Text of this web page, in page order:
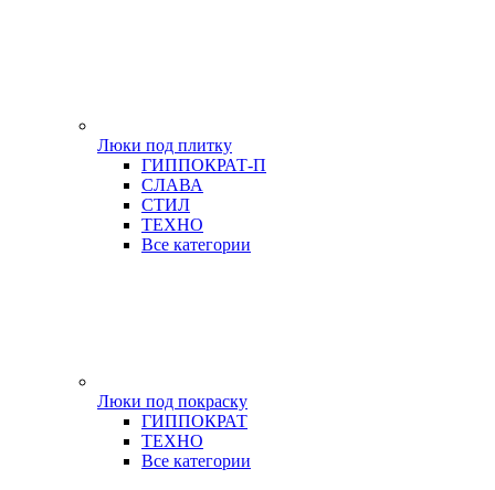
Люки под плитку
ГИППОКРАТ-П
СЛАВА
СТИЛ
ТЕХНО
Все категории
Люки под покраску
ГИППОКРАТ
ТЕХНО
Все категории